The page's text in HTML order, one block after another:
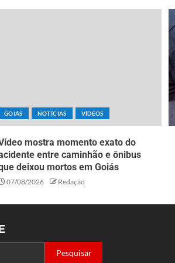
GOIÁS NOTÍCIAS VÍDEOS
mostra momento exato do
entre caminhão e ônibus
deixou mortos em Goiás
07/08/2026 Redação